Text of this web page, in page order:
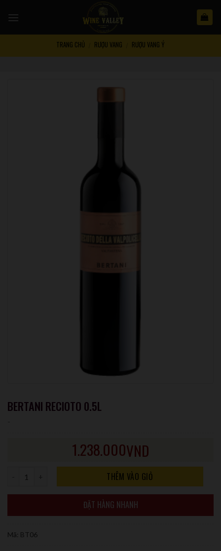
TRANG CHỦ RƯỢU VANG RƯỢU VANG Ý
BERTANI RECIOTO 0.5L
1.238.000VND
THÊM VÀO GIỎ
ĐẶT HÀNG NHANH
Mã: BT06